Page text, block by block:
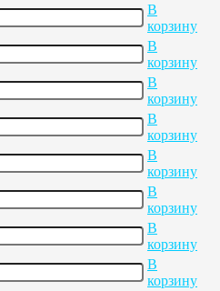
В
корзину
В
корзину
В
корзину
В
корзину
В
корзину
В
корзину
В
корзину
В
корзину